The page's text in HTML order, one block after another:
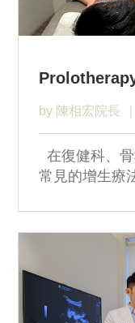
by 陳相宏院長
在復健科、
常見的增生療